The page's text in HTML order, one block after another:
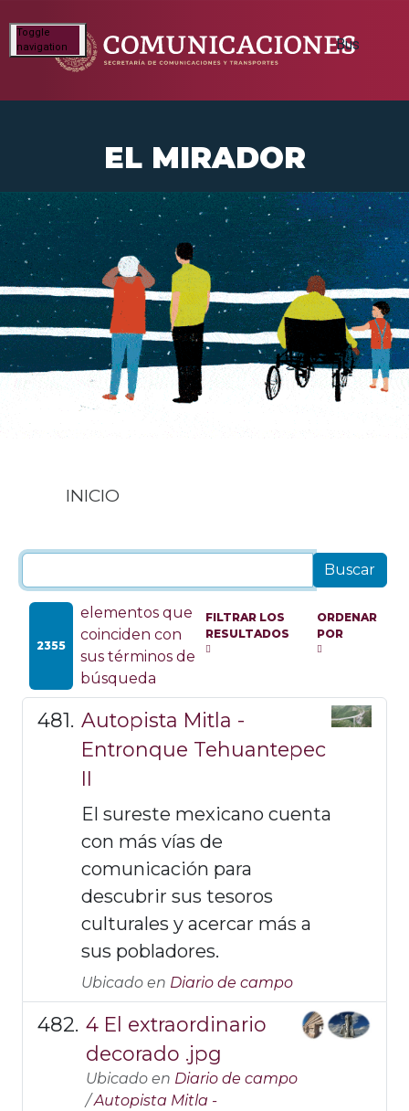
Toggle
navigation
EL MIRADOR
INICIO
2355
elementos que
coinciden con
sus términos de
búsqueda
FILTRAR LOS
RESULTADOS
ORDENAR
POR
Autopista Mitla -
Entronque Tehuantepec
II
El sureste mexicano cuenta
con más vías de
comunicación para
descubrir sus tesoros
culturales y acercar más a
sus pobladores.
Ubicado en Diario de campo
4 El extraordinario
decorado .jpg
Ubicado en Diario de campo
/Autopista Mitla -